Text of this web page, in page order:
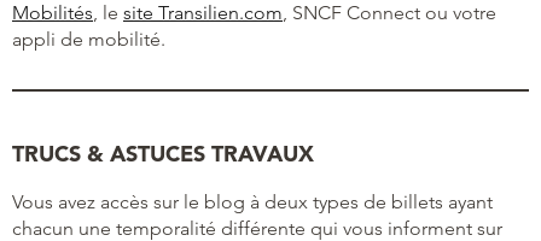
Mobilités , le site Transilien.com , SNCF Connect ou votre
appli de mobilité.
TRUCS & ASTUCES TRAVAUX
Vous avez accès sur le blog à deux types de billets ayant
chacun une temporalité différente qui vous informent sur